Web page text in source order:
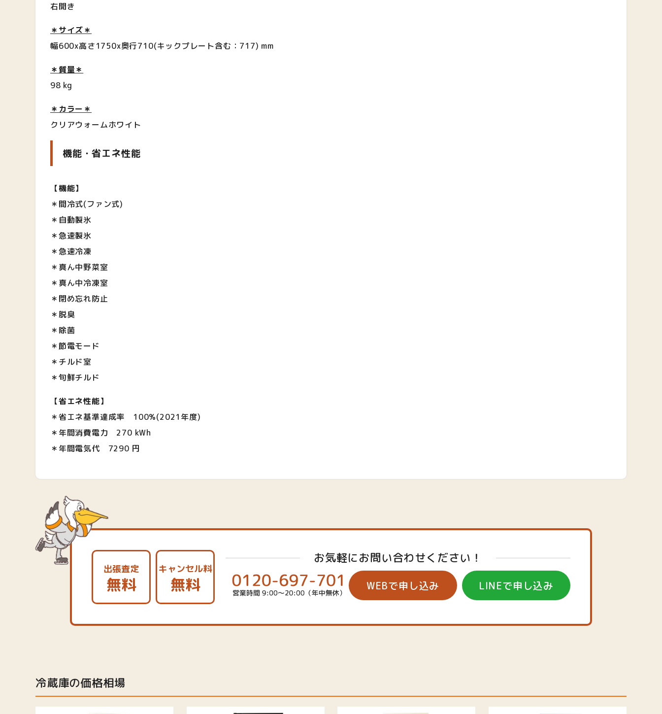
右開き
＊サイズ＊
幅600x高さ1750x奥行710(キックプレート含む：717) mm
＊質量＊
98 kg
＊カラー＊
クリアウォームホワイト
機能・省エネ性能
【機能】
＊間冷式(ファン式)
＊自動製氷
＊急速製氷
＊急速冷凍
＊真ん中野菜室
＊真ん中冷凍室
＊閉め忘れ防止
＊脱臭
＊除菌
＊節電モード
＊チルド室
＊旬鮮チルド
【省エネ性能】
＊省エネ基準達成率 100%(2021年度)
＊年間消費電力 270 kWh
＊年間電気代 7290 円
出張査定
無料
キャンセル料
無料
お気軽にお問い合わせください！
WEBで申し込み LINEで申し込み
冷蔵庫の価格相場